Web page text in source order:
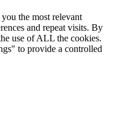
the most relevant
and repeat visits. By
use of ALL the cookies.
to provide a controlled